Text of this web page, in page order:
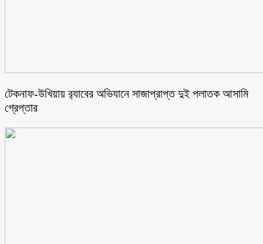
টেকনাফ-উখিয়ায় র‌্যাবের অভিযানে সাজাপ্রাপ্ত দুই পলাতক আসামি
গ্রেপ্তার